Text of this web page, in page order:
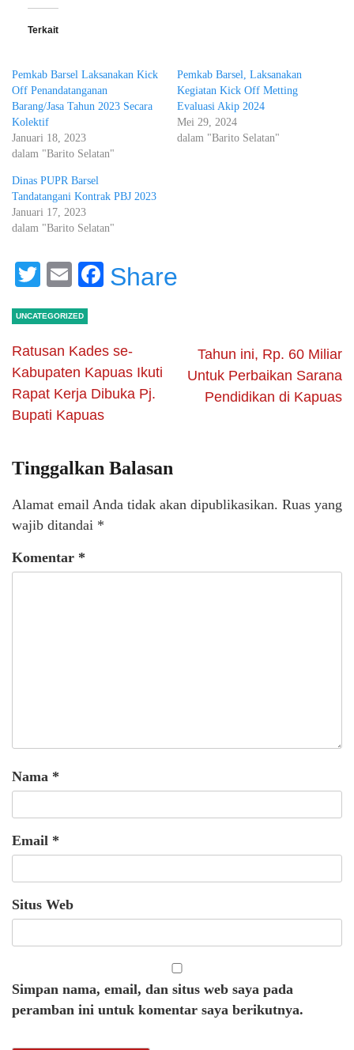
Terkait
Pemkab Barsel Laksanakan Kick
Off Penandatanganan
Barang/Jasa Tahun 2023 Secara
Kolektif
Januari 18, 2023
dalam "Barito Selatan"
Pemkab Barsel, Laksanakan
Kegiatan Kick Off Metting
Evaluasi Akip 2024
Mei 29, 2024
dalam "Barito Selatan"
Dinas PUPR Barsel
Tandatangani Kontrak PBJ 2023
Januari 17, 2023
dalam "Barito Selatan"
Twitter
EmailFacebook
Share
UNCATEGORIZED
Ratusan Kades se-
Kabupaten Kapuas Ikuti
Rapat Kerja Dibuka Pj.
Bupati Kapuas
Tahun ini, Rp. 60 Miliar
Untuk Perbaikan Sarana
Pendidikan di Kapuas
Tinggalkan Balasan
Alamat email Anda tidak akan dipublikasikan. Ruas yang
wajib ditandai *
Komentar *
Nama *
Email *
Situs Web
Simpan nama, email, dan situs web saya pada
peramban ini untuk komentar saya berikutnya.